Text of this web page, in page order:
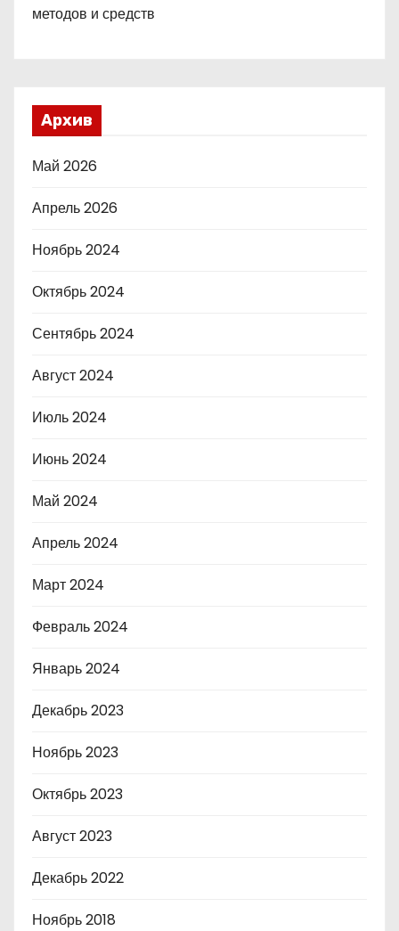
методов и средств
Архив
Май 2026
Апрель 2026
Ноябрь 2024
Октябрь 2024
Сентябрь 2024
Август 2024
Июль 2024
Июнь 2024
Май 2024
Апрель 2024
Март 2024
Февраль 2024
Январь 2024
Декабрь 2023
Ноябрь 2023
Октябрь 2023
Август 2023
Декабрь 2022
Ноябрь 2018